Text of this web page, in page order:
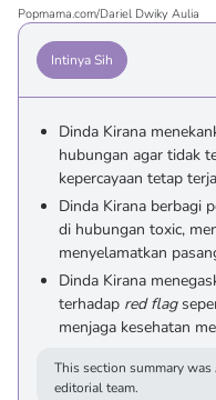
Popmama.com/Dariel Dwiky Aulia
Intinya Sih
Dinda Kirana
hubungan agar tidak
kepercayaan tetap
Dinda Kirana berbagi
di hubungan toxic,
menyelamatkan
Dinda Kirana
terhadap red flag
menjaga kesehatan
This section summary
editorial team.